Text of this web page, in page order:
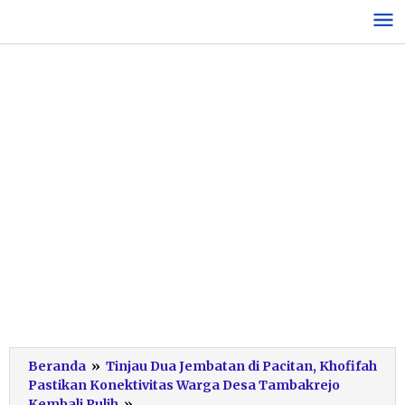
konten
Beranda » Tinjau Dua Jembatan di Pacitan, Khofifah
Pastikan Konektivitas Warga Desa Tambakrejo